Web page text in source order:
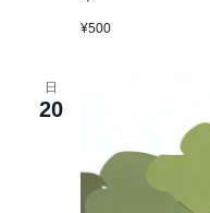
¥500
日
20